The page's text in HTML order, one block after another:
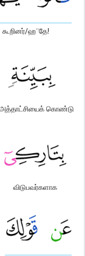
கூறினர்/ஹ¨தே!
கொண்டு
விடுபவர்களாக